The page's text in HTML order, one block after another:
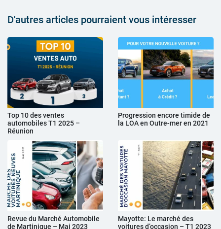
D'autres articles pourraient vous intéresser
Top 10 des ventes
automobiles T1 2025 –
Réunion
Progression encore timide de
la LOA en Outre-mer en 2021
Revue du Marché Automobile
de Martinique – Mai 2023
Mayotte: Le marché des
voitures d’occasion – T1 2023